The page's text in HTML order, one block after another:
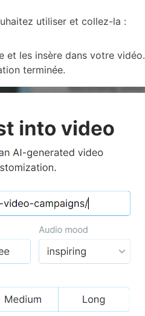
utiliser et collez-la :
et les insère dans votre vidéo.
terminée.